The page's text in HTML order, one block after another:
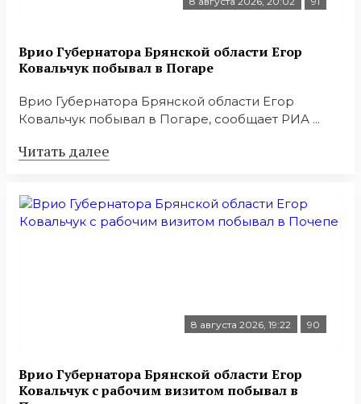
Врио Губернатора Брянской области Егор
Ковальчук побывал в Погаре
Врио Губернатора Брянской области Егор
Ковальчук побывал в Погаре, сообщает РИА ...
Читать далее
8 августа 2026, 19:22 90
Врио Губернатора Брянской области Егор
Ковальчук с рабочим визитом побывал в